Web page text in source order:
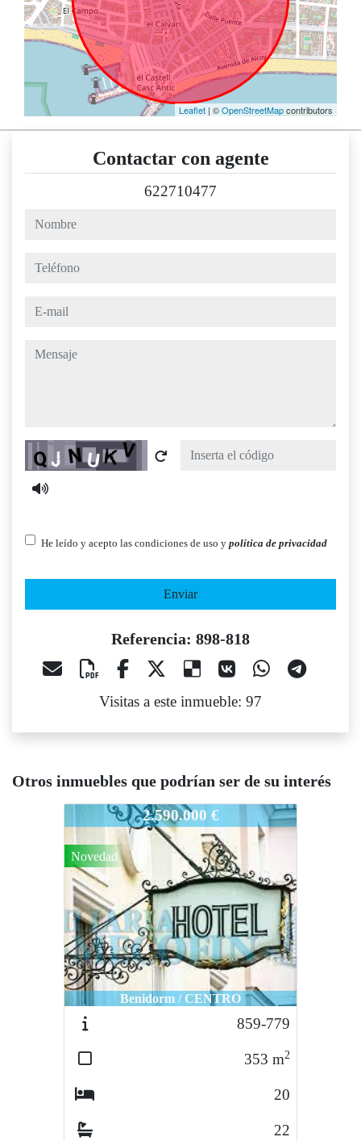
Leaflet | ©OpenStreetMapcontributors
Contactar con agente
622710477
nombre
teléfono
e-mail
mensaje
Captcha
He leído y acepto las condiciones de uso y política de privacidad
Enviar
Referencia: 898-818
Visitas a este inmueble: 97
Otros inmuebles que podrían ser de su interés
898-818
2.590.000 €
Benidorm / CENTRO
Novedad
859-779
353 m2
20
22